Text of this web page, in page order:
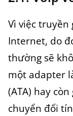
Vì việc truyền
Internet, do
thường sẽ
một adapter
(ATA) hay
chuyển đổi